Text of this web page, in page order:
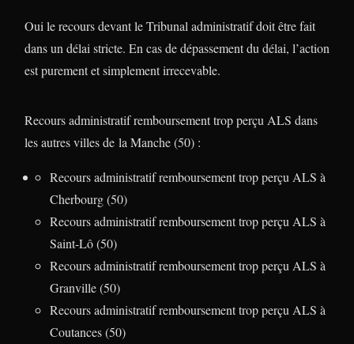
Oui le recours devant le Tribunal administratif doit être fait
dans un délai stricte. En cas de dépassement du délai, l’action
est purement et simplement irrecevable.
Recours administratif remboursement trop perçu ALS dans
les autres villes de la Manche (50) :
Recours administratif remboursement trop perçu ALS à
Cherbourg (50)
Recours administratif remboursement trop perçu ALS à
Saint-Lô (50)
Recours administratif remboursement trop perçu ALS à
Granville (50)
Recours administratif remboursement trop perçu ALS à
Coutances (50)